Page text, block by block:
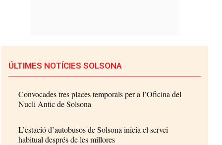
ÚLTIMES NOTÍCIES SOLSONA
Convocades tres places temporals per a l’Oficina del
Nucli Antic de Solsona
L’estació d’autobusos de Solsona inicia el servei
habitual després de les millores